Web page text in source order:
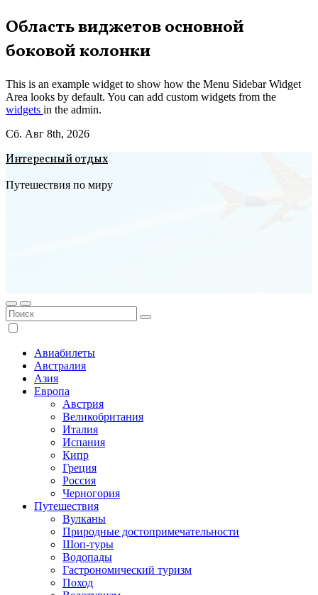
Перейти
к
содержимому
Область виджетов основной
боковой колонки
This is an example widget to show how the Menu Sidebar Widget
Area looks by default. You can add custom widgets from the
widgets in the admin.
Сб. Авг 8th, 2026
Интересный отдых
Путешествия по миру
Авиабилеты
Австралия
Азия
Европа
Австрия
Великобритания
Италия
Испания
Кипр
Греция
Россия
Черногория
Путешествия
Вулканы
Природные достопримечательности
Шоп-туры
Водопады
Гастрономический туризм
Поход